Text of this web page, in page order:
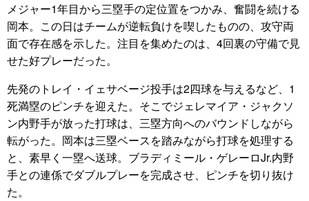
メジャー1年目から三塁手の定位置をつかみ、奮闘を続ける
岡本。この日はチームが逆転負けを喫したものの、攻守両
面で存在感を示した。注目を集めたのは、4回裏の守備で見
せた好プレーだった。
先発のトレイ・イェサベージ投手は2四球を与えるなど、1
死満塁のピンチを迎えた。そこでジェレマイア・ジャクソ
ン内野手が放った打球は、三塁方向へのバウンドしながら
転がった。岡本は三塁ベースを踏みながら打球を処理する
と、素早く一塁へ送球。ブラディミール・ゲレーロJr.内野
手との連係でダブルプレーを完成させ、ピンチを切り抜け
た。